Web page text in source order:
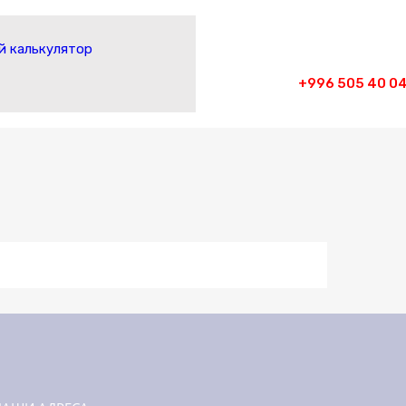
+996 505 40
калькулятор